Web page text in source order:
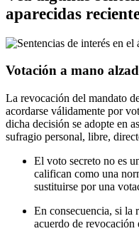
aparecidas
Votación a mano
La revocación del mandato
acordarse válidamente por
dicha decisión se adopte en
sufragio personal, libre,
El voto secreto no es
califican como una
sustituirse por una
En consecuencia, si la
acuerdo de revocación